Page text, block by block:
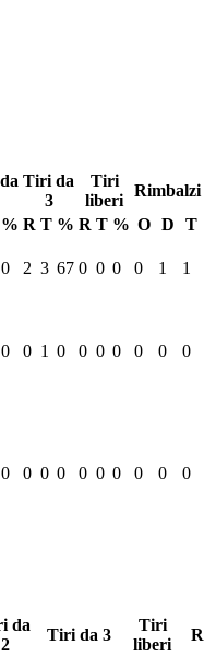
Tiri da
3
Tiri
liberi
Rimbalzi
% R T % R T % O D
T
0 2 3 67 0 0 0 0 1 1
0 0 1 0 0 0 0 0 0 0
0 0 0 0 0 0 0 0 0 0
da
2
Tiri da 3
Tiri
liberi